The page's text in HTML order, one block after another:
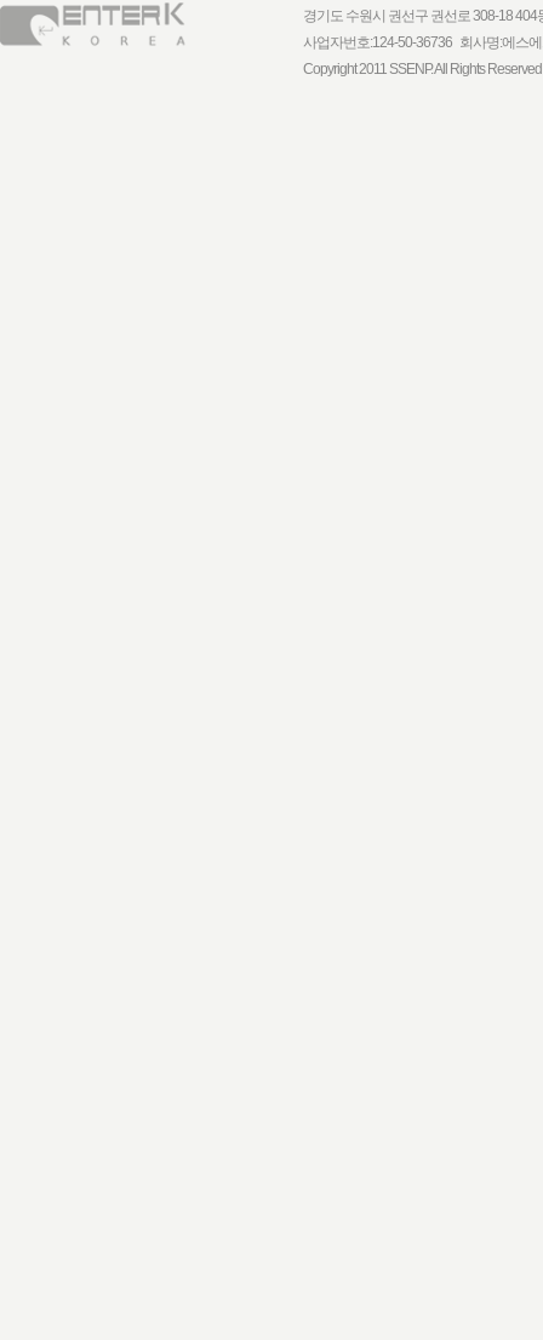
경기도 수원시 권선구 권선로 308-18
사업자번호:124-50-36736 회사명:에스
Copyright 2011 SSENP. All Rights Reserved